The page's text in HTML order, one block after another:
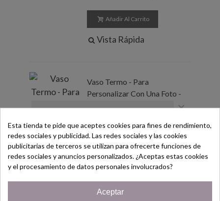
Añadir Al Carrito
Vista Rápida
Desc.-10%
Vaso Termo - Para
Personalizar Con Una Foto -
(impuestos inc.)
19,95 €
Vaso Termo de Viaje, ideal
para regalar. 【Almacenar
Frías】:Copas de vino de
¡Bienvenido/a!
Regístrate hoy y consigue un
Solo por ser nuevo cliente!
×
Esta tienda te pide que aceptes cookies para fines de rendimiento,
redes sociales y publicidad. Las redes sociales y las cookies
publicitarias de terceros se utilizan para ofrecerte funciones de
redes sociales y anuncios personalizados. ¿Aceptas estas cookies
y el procesamiento de datos personales involucrados?
Aceptar